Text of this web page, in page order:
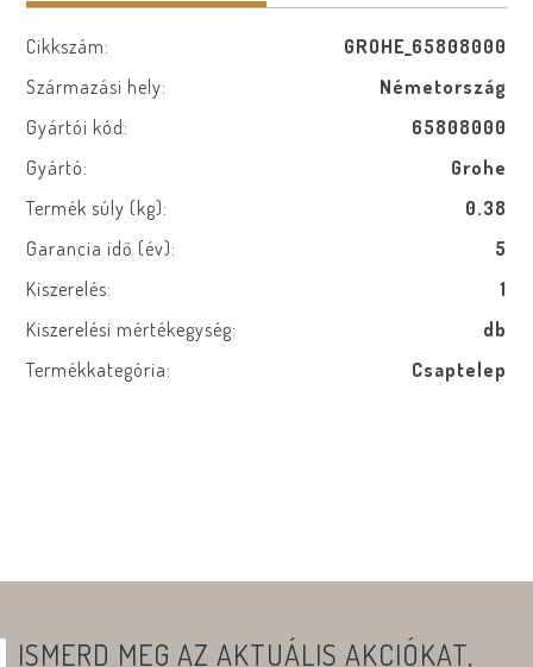
Cikkszám:
GROHE_65808000
Származási hely:
Németország
Gyártói kód:
65808000
Gyártó:
Grohe
Termék súly (kg):
0.38
Garancia idő (év):
5
Kiszerelés:
1
Kiszerelési mértékegység:
db
Termékkategória:
Csaptelep
ISMERD MEG AZ AKTUÁLIS AKCIÓKAT,